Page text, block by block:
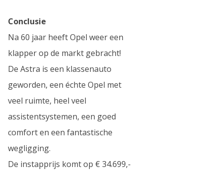
Conclusie
Na 60 jaar heeft Opel weer een
klapper op de markt gebracht!
De Astra is een klassenauto
geworden, een échte Opel met
veel ruimte, heel veel
assistentsystemen, een goed
comfort en een fantastische
wegligging.
De instapprijs komt op € 34.699,-